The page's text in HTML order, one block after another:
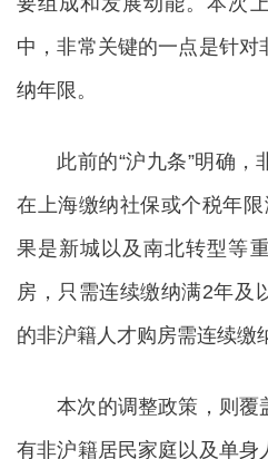
中，非常关键的一点是针
纳年限。
此前的“沪九条”明确，
在上海缴纳社保或个税年
果是新城以及南北转型等
房，只需连续缴纳满2年及
的非沪籍人才购房需连续缴
本次的调整政策，则覆
有非沪籍居民家庭以及单身